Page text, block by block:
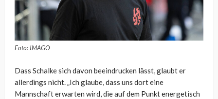
Foto: IMAGO
Dass Schalke sich davon beeindrucken lässt, glaubt er
allerdings nicht. „Ich glaube, dass uns dort eine
Mannschaft erwarten wird, die auf dem Punkt energetisch